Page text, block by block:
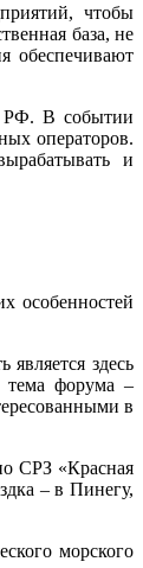
чтобы
база, не
обеспечивают
РФ. В событии
операторов.
и
особенностей
здесь
тема форума –
в
СРЗ «Красная
– в Пинегу,
морского